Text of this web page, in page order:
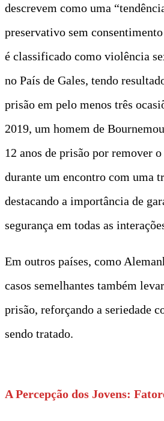
descrevem como uma
preservativo sem
é classificado como violência
no País de Gales, tendo
prisão em pelo menos três
2019, um homem de
12 anos de prisão por remover
durante um encontro com uma
destacando a importância de
segurança em todas as
Em outros países, como
casos semelhantes também
prisão, reforçando a seriedade
sendo tratado.
A Percepção dos Jovens: